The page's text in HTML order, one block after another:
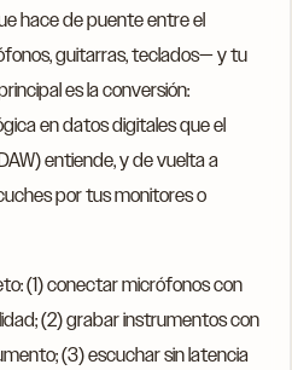
hace de puente entre el
guitarras, teclados— y tu
es la conversión:
en datos digitales que el
entiende, y de vuelta a
por tus monitores o
(1) conectar micrófonos con
(2) grabar instrumentos con
(3) escuchar sin latencia